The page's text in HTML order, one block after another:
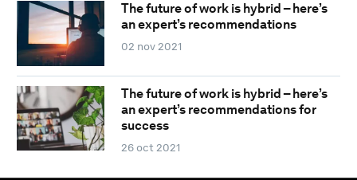
The future of work is hybrid – here’s
an expert’s recommendations
02 nov 2021
The future of work is hybrid – here’s
an expert’s recommendations for
success
26 oct 2021